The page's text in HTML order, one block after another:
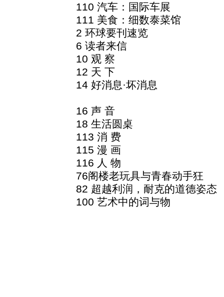
110 汽车：国际车展
111 美食：细数泰菜馆
2 环球要刊速览
6 读者来信
10 观 察
12 天 下
14 好消息·坏消息
16 声 音
18 生活圆桌
113 消 费
115 漫 画
116 人 物
76阁楼老玩具与青春动手狂
82 超越利润，耐克的道德姿态
100 艺术中的词与物